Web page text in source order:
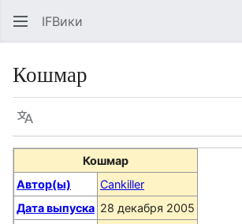
IFВики
Кошмар
Язык
Кошмар
Автор(ы)
Cankiller
Дата выпуска 28 декабря 2005